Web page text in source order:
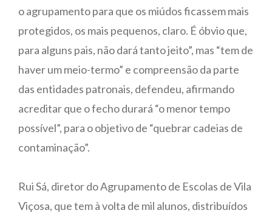
o agrupamento para que os miúdos ficassem mais
protegidos, os mais pequenos, claro. É óbvio que,
para alguns pais, não dará tanto jeito”, mas “tem de
haver um meio-termo” e compreensão da parte
das entidades patronais, defendeu, afirmando
acreditar que o fecho durará “o menor tempo
possível”, para o objetivo de “quebrar cadeias de
contaminação”.
Rui Sá, diretor do Agrupamento de Escolas de Vila
Viçosa, que tem à volta de mil alunos, distribuídos